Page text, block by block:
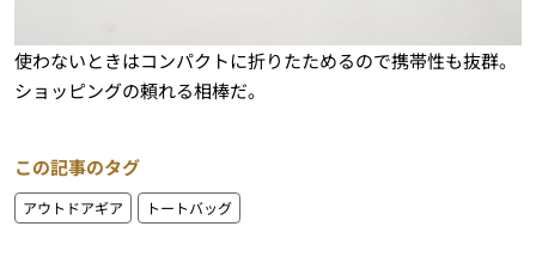
使わないときはコンパクトに折りたためるので携帯性も抜群。
ショッピングの頼れる相棒だ。
この記事のタグ
アウトドアギア トートバッグ